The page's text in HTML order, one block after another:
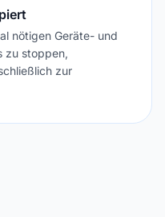
nötigen Geräte- und
zu stoppen,
zur